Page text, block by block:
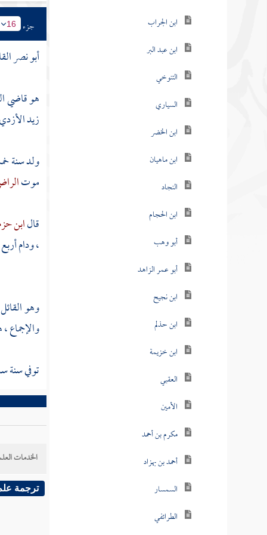
ابن الجراب
ابن عبد البر
التنوخي
السياري
ابن الخضر
ابن ماهيان
النجاد
ابن الحجام
أبو وهب
أبو عمر الزاهد
ابن نجيح
ابن حذلم
ابن خزيمة
العقبي
الأمين
مكرم بن أحمد
أحمد بن بهزاد
السمسار
الطرائفي
جزء 16
أبو نصر
هو قاضي
زيد
ولد سنة
موت
قالابن
، ودام
وهو
والإجماع
توفي سنة
الخدمات
ترجمة